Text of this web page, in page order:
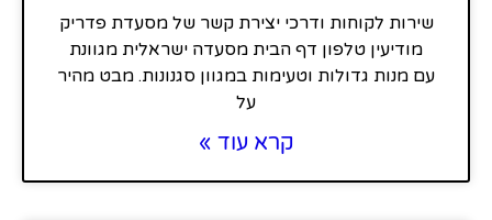
שירות לקוחות ודרכי יצירת קשר של מסעדת פדריק
מודיעין טלפון דף הבית מסעדה ישראלית מגוונת
עם מנות גדולות וטעימות במגוון סגנונות. מבט מהיר
על
קרא עוד »